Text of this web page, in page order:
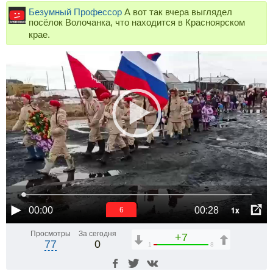
Безумный Профессор А вот так вчера выглядел
посёлок Волочанка, что находится в Красноярском
крае.
00:00 00:28 1x
6
Просмотры
77
За сегодня
0
+7
1 8